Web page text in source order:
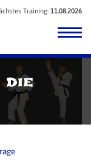
Training: 11.08.2026